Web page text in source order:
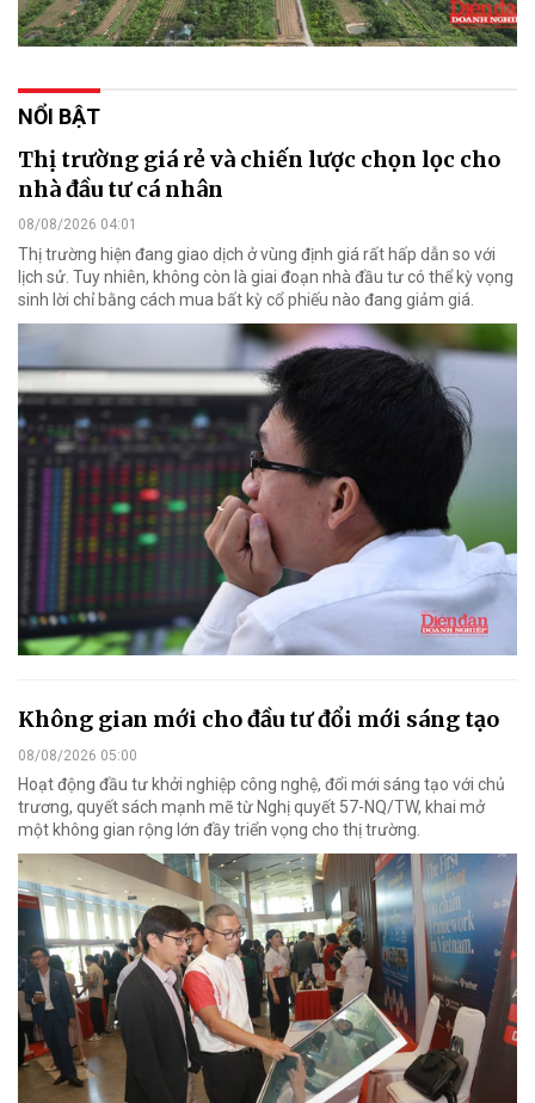
NỔI BẬT
Thị trường giá rẻ và chiến lược chọn lọc cho
nhà đầu tư cá nhân
08/08/2026 04:01
Thị trường hiện đang giao dịch ở vùng định giá rất hấp dẫn so với
lịch sử. Tuy nhiên, không còn là giai đoạn nhà đầu tư có thể kỳ vọng
sinh lời chỉ bằng cách mua bất kỳ cổ phiếu nào đang giảm giá.
Không gian mới cho đầu tư đổi mới sáng tạo
08/08/2026 05:00
Hoạt động đầu tư khởi nghiệp công nghệ, đổi mới sáng tạo với chủ
trương, quyết sách mạnh mẽ từ Nghị quyết 57-NQ/TW, khai mở
một không gian rộng lớn đầy triển vọng cho thị trường.